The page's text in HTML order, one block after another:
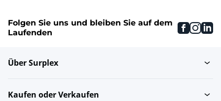
Folgen Sie uns und bleiben Sie auf dem
Laufenden
Über Surplex
Kaufen oder Verkaufen